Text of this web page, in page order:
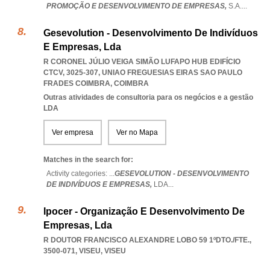
PROMOÇÃO E DESENVOLVIMENTO DE EMPRESAS, S.A....
Gesevolution - Desenvolvimento De Indivíduos
E Empresas, Lda
R CORONEL JÚLIO VEIGA SIMÃO LUFAPO HUB EDIFÍCIO
CTCV, 3025-307, UNIAO FREGUESIAS EIRAS SAO PAULO
FRADES COIMBRA, COIMBRA
Outras atividades de consultoria para os negócios e a gestão
LDA
Ver empresa Ver no Mapa
Matches in the search for:
Activity categories: ...GESEVOLUTION - DESENVOLVIMENTO
DE INDIVÍDUOS E EMPRESAS, LDA...
Ipocer - Organização E Desenvolvimento De
Empresas, Lda
R DOUTOR FRANCISCO ALEXANDRE LOBO 59 1ºDTO./FTE.,
3500-071, VISEU, VISEU